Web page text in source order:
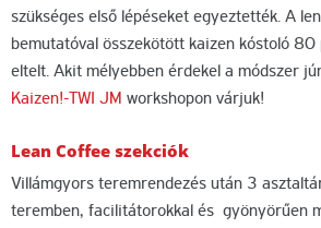
szükséges első lépéseket egyeztették. A
bemutatóval összekötött kaizen kóstoló
eltelt. Akit mélyebben érdekel a módszer
Kaizen!-TWI JM workshopon várjuk!
Lean Coffee szekciók
Villámgyors teremrendezés után 3
teremben, facilitátorokkal és gyönyörűen